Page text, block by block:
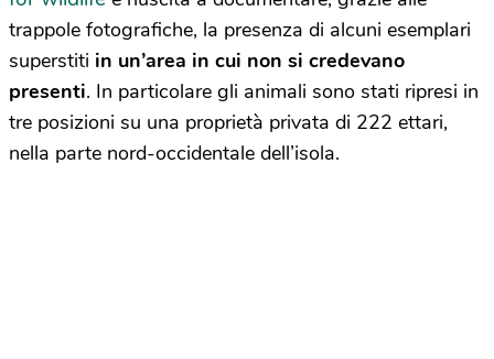
trappole fotografiche, la presenza di alcuni esemplari
superstiti in un’area in cui non si credevano
presenti. In particolare gli animali sono stati ripresi in
tre posizioni su una proprietà privata di 222 ettari,
nella parte nord-occidentale dell’isola.